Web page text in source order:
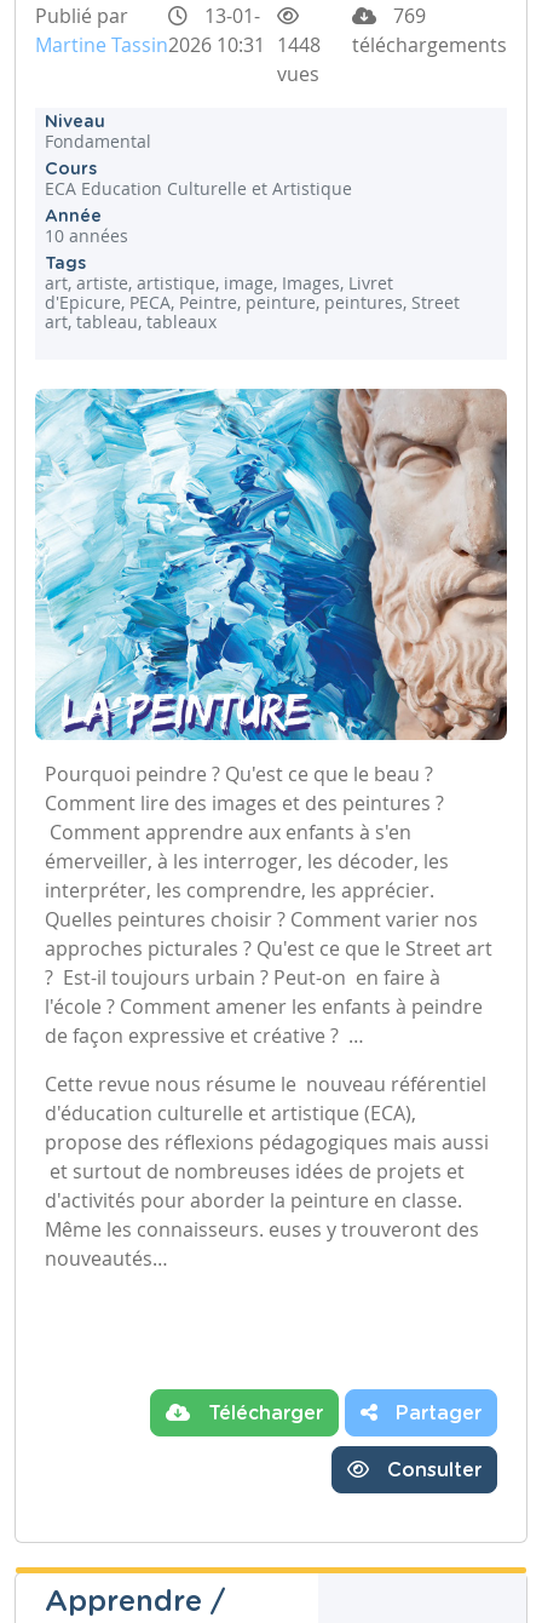
Publié par
Martine Tassin
13-01-
2026 10:31
1448
vues
769
téléchargements
Niveau
Fondamental
Cours
ECA Education Culturelle et Artistique
Année
10 années
Tags
art, artiste, artistique, image, Images, Livret
d'Epicure, PECA, Peintre, peinture, peintures, Street
art, tableau, tableaux
Pourquoi peindre ? Qu'est ce que le beau ?
Comment lire des images et des peintures ?
Comment apprendre aux enfants à s'en
émerveiller, à les interroger, les décoder, les
interpréter, les comprendre, les apprécier.
Quelles peintures choisir ? Comment varier nos
approches picturales ? Qu'est ce que le Street art
? Est-il toujours urbain ? Peut-on en faire à
l'école ? Comment amener les enfants à peindre
de façon expressive et créative ? …
Cette revue nous résume le nouveau référentiel
d'éducation culturelle et artistique (ECA),
propose des réflexions pédagogiques mais aussi
et surtout de nombreuses idées de projets et
d'activités pour aborder la peinture en classe.
Même les connaisseurs. euses y trouveront des
nouveautés…
Télécharger Partager
Consulter
Apprendre /